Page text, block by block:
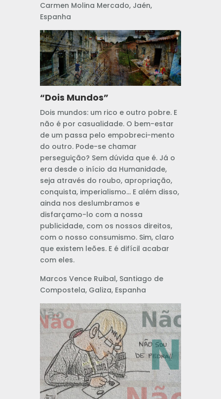
Carmen Molina Mercado, Jaén,
Espanha
“Dois Mundos”
Dois mundos: um rico e outro pobre. E
não é por casualidade. O bem-estar
de um passa pelo empobreci-mento
do outro. Pode-se chamar
perseguição? Sem dúvida que é. Já o
era desde o início da Humanidade,
seja através do roubo, apropriação,
conquista, imperialismo… E além disso,
ainda nos deslumbramos e
disfarçamo-lo com a nossa
publicidade, com os nossos direitos,
com o nosso consumismo. Sim, claro
que existem leões. E é difícil acabar
com eles.
Marcos Vence Ruibal, Santiago de
Compostela, Galiza, Espanha